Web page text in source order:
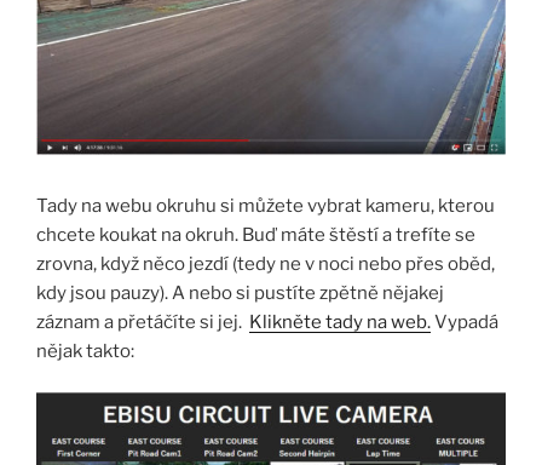
Tady na webu okruhu si můžete vybrat kameru, kterou
chcete koukat na okruh. Buď máte štěstí a trefíte se
zrovna, když něco jezdí (tedy ne v noci nebo přes oběd,
kdy jsou pauzy). A nebo si pustíte zpětně nějakej
záznam a přetáčíte si jej. Klikněte tady na web.Vypadá
nějak takto: